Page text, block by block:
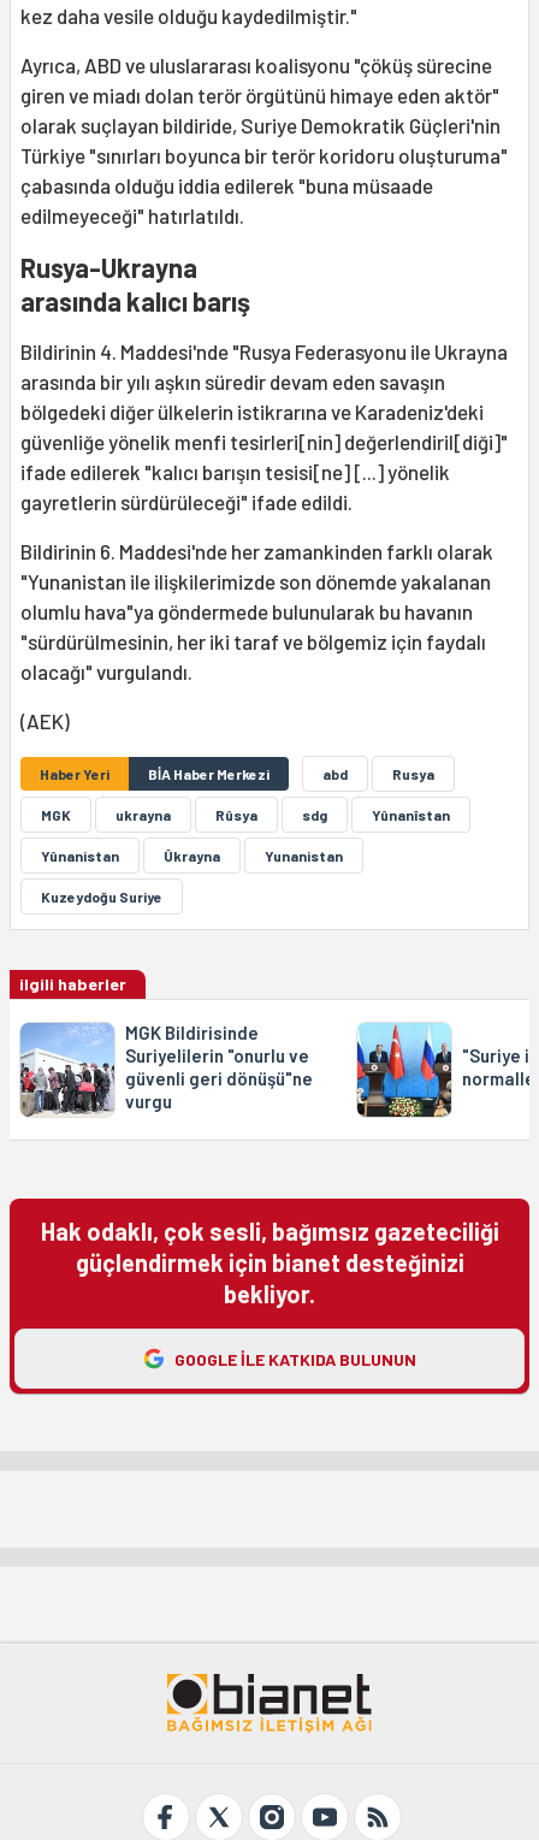
kez daha vesile olduğu kaydedilmiştir."
Ayrıca, ABD ve uluslararası koalisyonu "çöküş sürecine
giren ve miadı dolan terör örgütünü himaye eden aktör"
olarak suçlayan bildiride, Suriye Demokratik Güçleri'nin
Türkiye "sınırları boyunca bir terör koridoru oluşturuma"
çabasında olduğu iddia edilerek "buna müsaade
edilmeyeceği" hatırlatıldı.
Rusya-Ukrayna
arasında kalıcı barış
Bildirinin 4. Maddesi'nde "Rusya Federasyonu ile Ukrayna
arasında bir yılı aşkın süredir devam eden savaşın
bölgedeki diğer ülkelerin istikrarına ve Karadeniz'deki
güvenliğe yönelik menfi tesirleri[nin] değerlendiril[diği]"
ifade edilerek "kalıcı barışın tesisi[ne] [...] yönelik
gayretlerin sürdürüleceği" ifade edildi.
Bildirinin 6. Maddesi'nde her zamankinden farklı olarak
"Yunanistan ile ilişkilerimizde son dönemde yakalanan
olumlu hava"ya göndermede bulunularak bu havanın
"sürdürülmesinin, her iki taraf ve bölgemiz için faydalı
olacağı" vurgulandı.
(AEK)
Haber Yeri BİA Haber Merkezi abd Rusya
MGK ukrayna Rûsya sdg Yûnanîstan
Yûnanistan Ûkrayna Yunanistan
Kuzeydoğu Suriye
ilgili haberler
MGK Bildirisinde
Suriyelilerin "onurlu ve
güvenli geri dönüşü"ne
vurgu
"Suriye
Hak odaklı, çok sesli, bağımsız gazeteciliği
güçlendirmek için bianet desteğinizi
bekliyor.
GOOGLE ILE KATKIDA BULUNUN